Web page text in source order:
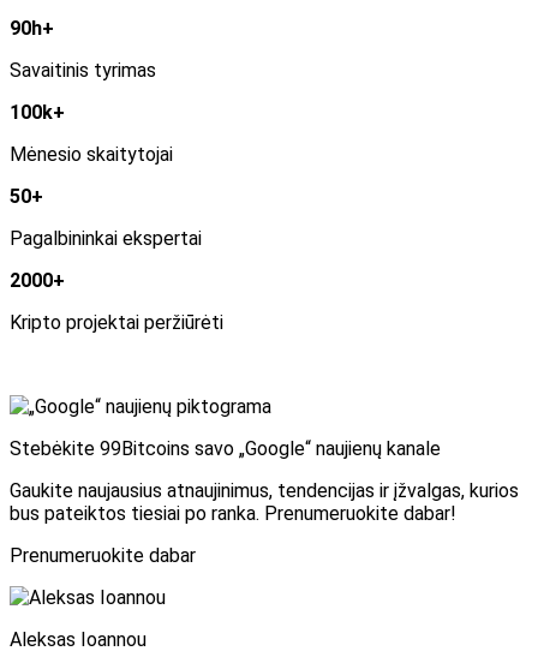
90h+
Savaitinis tyrimas
100k+
Mėnesio skaitytojai
50+
Pagalbininkai ekspertai
2000+
Kripto projektai peržiūrėti
Stebėkite 99Bitcoins savo „Google“ naujienų kanale
Gaukite naujausius atnaujinimus, tendencijas ir įžvalgas, kurios
bus pateiktos tiesiai po ranka. Prenumeruokite dabar!
Prenumeruokite dabar
Aleksas Ioannou